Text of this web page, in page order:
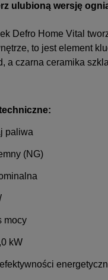
ulubioną wersję
Defro Home Vital
to jest element
a czarna ceramika
paliwa
(NG)
mocy
kW